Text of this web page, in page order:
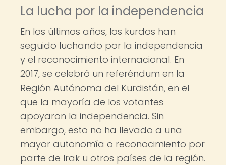
La lucha por la independencia
En los últimos años, los kurdos han
seguido luchando por la independencia
y el reconocimiento internacional. En
2017, se celebró un referéndum en la
Región Autónoma del Kurdistán, en el
que la mayoría de los votantes
apoyaron la independencia. Sin
embargo, esto no ha llevado a una
mayor autonomía o reconocimiento por
parte de Irak u otros países de la región.